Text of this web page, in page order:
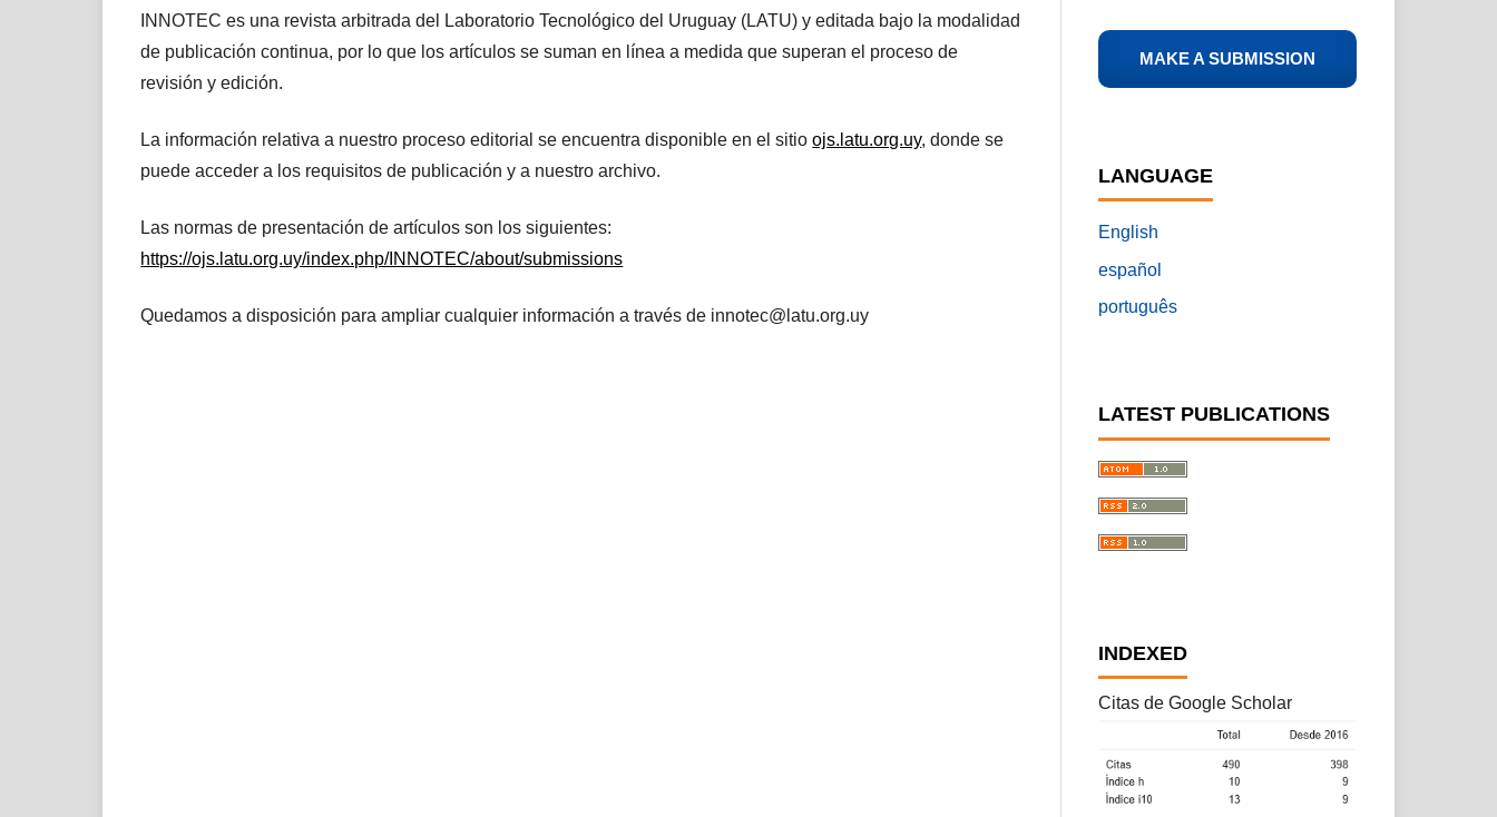
INNOTEC es una revista arbitrada del Laboratorio Tecnológico del Uruguay (LATU) y editada bajo la modalidad
de publicación continua, por lo que los artículos se suman en línea a medida que superan el proceso de
revisión y edición.
La información relativa a nuestro proceso editorial se encuentra disponible en el sitioojs.latu.org.uy, donde se
puede acceder a los requisitos de publicación y a nuestro archivo.
Las normas de presentación de artículos son los siguientes:
https://ojs.latu.org.uy/index.php/INNOTEC/about/submissions
​Quedamos a disposición para ampliar cualquier información a través de innotec@latu.org.uy
MAKE A SUBMISSION
LANGUAGE
English
español
português
LATEST PUBLICATIONS
INDEXED
Citas de Google Scholar